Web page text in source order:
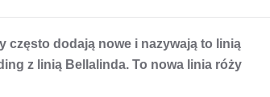
często dodają nowe i nazywają to linią
z linią Bellalinda. To nowa linia róży